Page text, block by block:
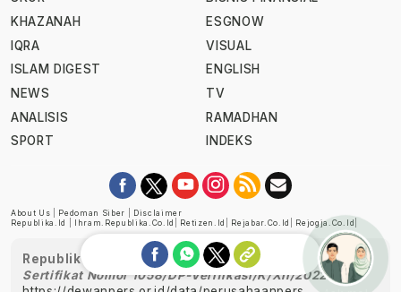
KHAZANAH
IQRA
ISLAM DIGEST
NEWS
ANALISIS
SPORT
ESGNOW
VISUAL
ENGLISH
TV
RAMADHAN
INDEKS
About Us Pedoman Siber
Disclaimer
Republika.id
Ihram.republika.co.id Retizen.id Rejabar.co.id Rejogja.co.id
Republika telah diverifikasi oleh Dewan Pers
Sertifikat Nomor 1058/DP-Verifikasi/K/XII/2022